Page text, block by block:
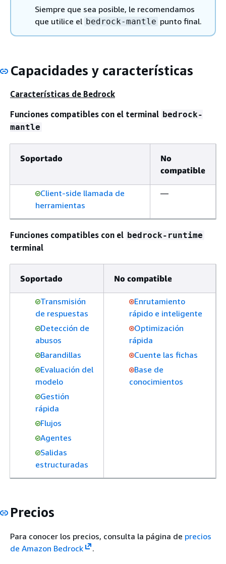
Siempre que sea posible, le recomendamos
que utilice el bedrock-mantle punto final.
Capacidades y características
Características de Bedrock
Funciones compatibles con el terminal bedrock-
mantle
Soportado
No
compatible
Client-side llamada de
herramientas
—
Funciones compatibles con el bedrock-runtime
terminal
Soportado No compatible
Transmisión
de respuestas
Detección de
abusos
Barandillas
Evaluación del
modelo
Gestión
rápida
Flujos
Agentes
Salidas
estructuradas
Enrutamiento
rápido e inteligente
Optimización
rápida
Cuente las fichas
Base de
conocimientos
Precios
Para conocer los precios, consulta la página de precios
de Amazon Bedrock
.